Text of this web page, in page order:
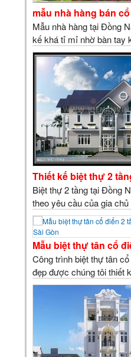
mẫu nhà hàng bán
Mẫu nhà hàng tại Đồng
kế khá tỉ mỉ nhờ bàn tay
Kiến trúc Sư Kiến An
Thiết kế nhà hàng cũng
của công ty từ phong
điển đến hiện đại. …
Thiết kế biệt thự 2
Biệt thự 2 tầng tại Đồng
theo yêu cầu của gia
gian sinh hoạt rộng rãi
công năng sử dụng khá
theo sở thích và tuổi của
phòng bếp, vệ sinh,
kế theo cung nhìn về
đảm bảo vấn đề phong
Mẫu biệt thự tân cổ
Công trình biệt thự tân
đẹp được chúng tôi thiết
phong cách sang trọng
Gòn. Đây cũng chính là
tất cả các mẫu biệt thự
tại Kiến An Vinh. C&O…